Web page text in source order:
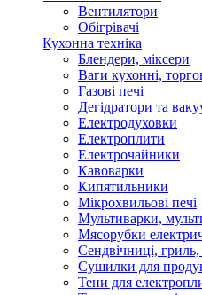
Вентилятори
Обігрівачі
Кухонна техніка
Блендери, міксери
Ваги кухонні,
Газові печі
Дегідратори та
Електродуховки
Електроплити
Електрочайники
Кавоварки
Кипятильники
Мікрохвильові печі
Мультиварки,
Мясорубки
Сендвічниці,
Сушилки для
Тени для